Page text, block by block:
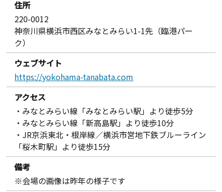
住所
220-0012
神奈川県横浜市西区みなとみらい1-1先（臨港パー
ク）
ウェブサイト
https://yokohama-tanabata.com
アクセス
・みなとみらい線「みなとみらい駅」より徒歩5分
・みなとみらい線「新高島駅」より徒歩10分
・JR京浜東北・根岸線／横浜市営地下鉄ブルーライン
「桜木町駅」より徒歩15分
備考
※会場の画像は昨年の様子です